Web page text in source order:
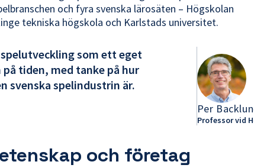
och fyra svenska lärosäten – Högskolan
tekniska högskola och Karlstads universitet.
som ett eget
tiden, med tanke på hur
svenska spelindustrin är.
Per
Professor vid
och företag